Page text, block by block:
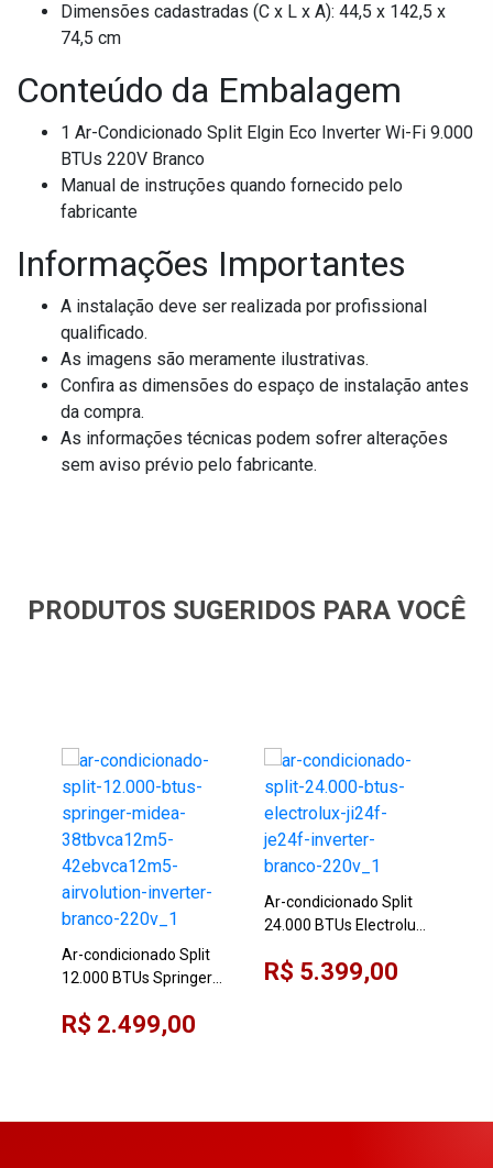
Dimensões cadastradas (C x L x A): 44,5 x 142,5 x
74,5 cm
Conteúdo da Embalagem
1 Ar-Condicionado Split Elgin Eco Inverter Wi-Fi 9.000
BTUs 220V Branco
Manual de instruções quando fornecido pelo
fabricante
Informações Importantes
A instalação deve ser realizada por profissional
qualificado.
As imagens são meramente ilustrativas.
Confira as dimensões do espaço de instalação antes
da compra.
As informações técnicas podem sofrer alterações
sem aviso prévio pelo fabricante.
PRODUTOS SUGERIDOS PARA VOCÊ
Ar-condicionado Split
12.000 BTUs Springer
38TBVCA12M5/42EBVCA12M5
R$ 2.499,00
Ar-condicionado Split
24.000 BTUs Electrolux
Branco 220V
R$ 5.399,00